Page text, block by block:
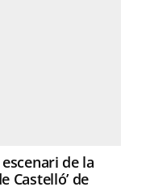
de la
Castelló’ de